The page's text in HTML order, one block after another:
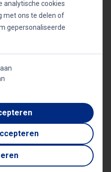
zijn
van de levens en
werk met
zoals KPN, Microsoft,
in
getuigen van zijn
en vermogen om
te bereiken en te
een spreker; hij is
analytische cookies
met ons te delen of
gepersonaliseerde